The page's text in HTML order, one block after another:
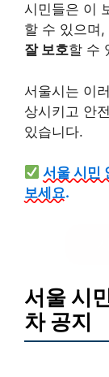
시민들은 이
할 수 있으며,
잘 보호할 수
서울시는 이
상시키고 안
있습니다.
서울 시민
보세요.
서울 시
차 공지